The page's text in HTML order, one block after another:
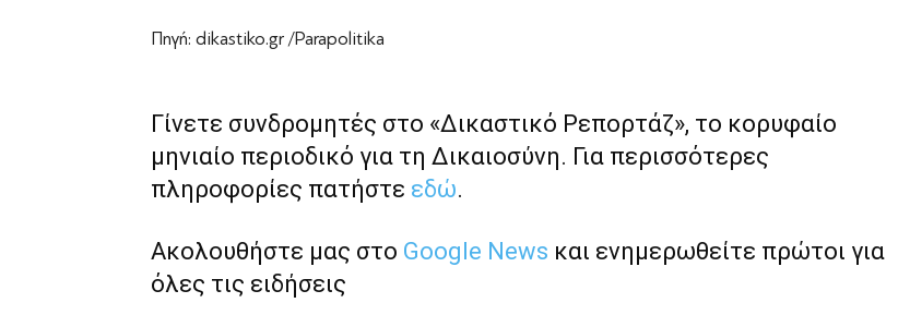
Πηγή: dikastiko.gr /Parapolitika
Γίνετε συνδρομητές στο «Δικαστικό Ρεπορτάζ», το κορυφαίο
μηνιαίο περιοδικό για τη Δικαιοσύνη. Για περισσότερες
πληροφορίες πατήστε εδώ.
Ακολουθήστε μας στο Google News και ενημερωθείτε πρώτοι για
όλες τις ειδήσεις